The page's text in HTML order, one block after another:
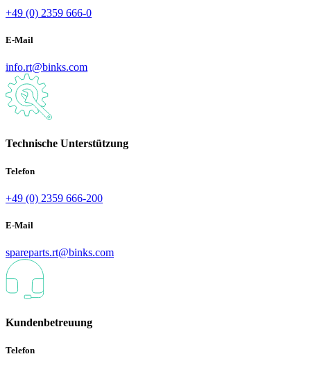
+49 (0) 2359 666-0
E-Mail
info.rt@binks.com
Technische Unterstützung
Telefon
+49 (0) 2359 666-200
E-Mail
spareparts.rt@binks.com
Kundenbetreuung
Telefon